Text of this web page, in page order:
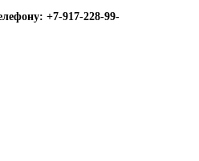
+7-917-228-99-